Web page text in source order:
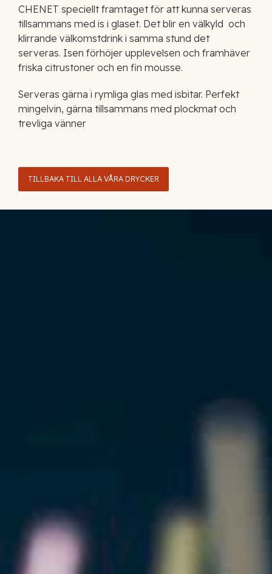
CHENET speciellt framtaget för att kunna serveras
tillsammans med is i glaset. Det blir en välkyld och
klirrande välkomstdrink i samma stund det
serveras. Isen förhöjer upplevelsen och framhäver
friska citrustoner och en fin mousse.
Serveras gärna i rymliga glas med isbitar. Perfekt
mingelvin, gärna tillsammans med plockmat och
trevliga vänner
TILLBAKA TILL ALLA VÅRA DRYCKER